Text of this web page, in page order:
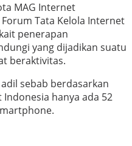
MAG Internet
Tata Kelola Internet
penerapan
yang dijadikan suatu
beraktivitas.
sebab berdasarkan
hanya ada 52